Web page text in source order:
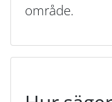
område.